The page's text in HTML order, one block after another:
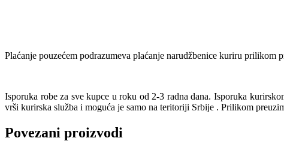
Plaćanje pouzećem podrazumeva plaćanje narudžbenice kuriru
Isporuka robe za sve kupce u roku od 2-3 radna dana. Isporuka
vrši kurirska služba i moguća je samo na teritoriji Srbije . Prilikom
Povezani proizvodi